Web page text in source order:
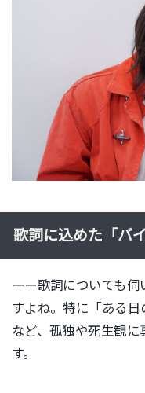
歌詞に込めた「バ
ーー歌詞についても
すよね。特に「ある日
など、孤独や死生観
す。